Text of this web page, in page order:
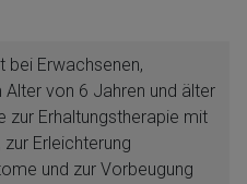
bei Erwachsenen,
Alter von 6 Jahren und älter
zur Erhaltungstherapie mit
Erleichterung
und zur Vorbeugung